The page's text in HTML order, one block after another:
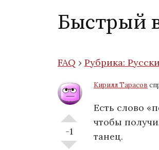
Быстрый
FAQ › Рубрика:
-1
Кирилл Тарасов
Есть слово
чтобы
танец.